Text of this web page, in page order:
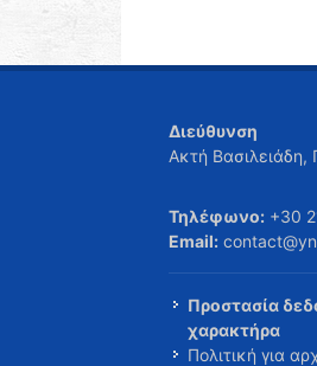
Διεύθυνση
Ακτή
Τηλέφωνο: +30
Email:
Προστασία
χαρακτήρα
Πολιτική για